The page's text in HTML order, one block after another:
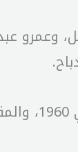
وعمرو
يذكر أن “شمس